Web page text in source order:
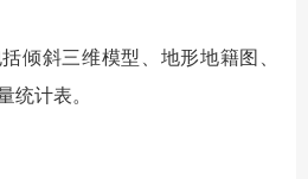
倾斜三维模型、地形地籍图、
统计表。